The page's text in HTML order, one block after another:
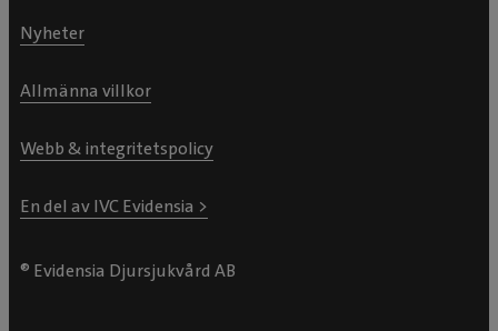
Nyheter
Allmänna villkor
Webb & integritetspolicy
En del av IVC Evidensia >
® Evidensia Djursjukvård AB